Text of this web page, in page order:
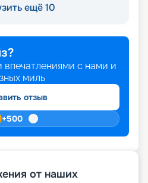
ещё 10
с нами и
миль
отзыв
+500
от наших